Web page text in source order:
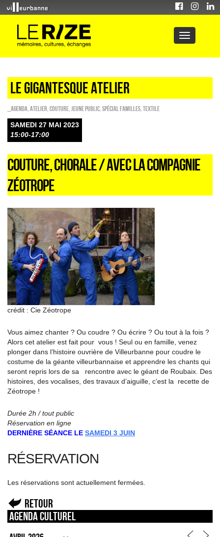
Le Gigantesque atelier
_Agenda Atelier Couture Jeune public Spécial familles Textile
SAMEDI 27 MAI 2023
15:00-17:00
COUTURE, CHORALE / AVEC LA COMPAGNIE
ZÉOTROPE
crédit : Cie Zéotrope
Vous aimez chanter ? Ou coudre ? Ou écrire ? Ou tout à la fois ?
Alors cet atelier est fait pour vous ! Seul ou en famille, venez
plonger dans l’histoire ouvrière de Villeurbanne pour coudre le
costume de la géante villeurbannaise et apprendre les chants qui
seront repris lors de sa rencontre avec le géant de Roubaix. Des
histoires, des vocalises, des travaux d’aiguille, c’est la recette de
Zéotrope !
Durée 2h / tout public
Réservation en ligne
DERNIÈRE SÉANCE LE SAMEDI 3 JUIN
RÉSERVATION
Les réservations sont actuellement fermées.
Retour
Agenda culturel